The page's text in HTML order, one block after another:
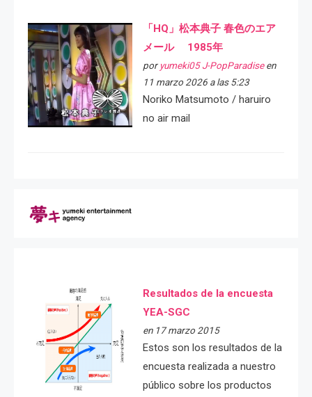
「HQ」松本典子 春色のエア
メール 1985年
por yumeki05 J-PopParadiseen
11 marzo 2026 a las 5:23
Noriko Matsumoto / haruiro
no air mail
Resultados de la encuesta
YEA-SGC
en 17 marzo 2015
Estos son los resultados de la
encuesta realizada a nuestro
público sobre los productos